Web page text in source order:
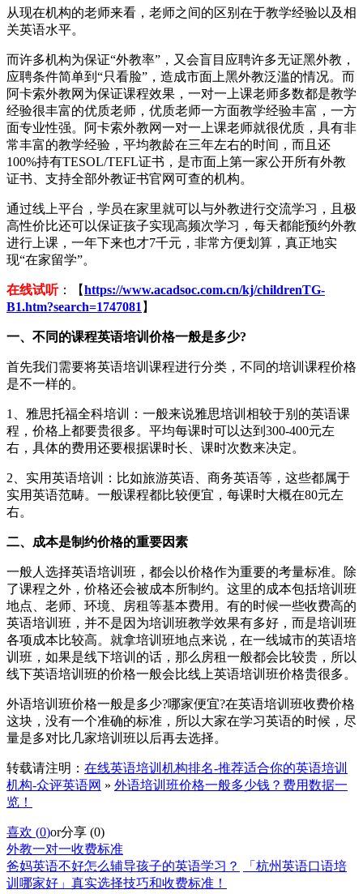
从现在机构的老师来看，老师之间的区别在于教学经验以及相
关英语水平。
而许多机构为保证“外教率”，又会盲目应聘许多无证黑外教，
应聘条件简单到“只看脸”，造成市面上黑外教泛滥的情况。而
阿卡索外教网为保证课程效果，一对一上课老师多数都是教学
经验很丰富的优质老师，优质老师一方面教学经验丰富，一方
面专业性强。阿卡索外教网一对一上课老师就很优质，具有非
常丰富的教学经验，平均教龄在三年左右的时间，而且还
100%持有TESOL/TEFL证书，是市面上第一家公开所有外教
证书、支持全部外教证书官网可查的机构。
通过线上平台，学员在家里就可以与外教进行交流学习，且极
高性价比还可以保证孩子实现高频次学习，每天都能预约外教
进行上课，一年下来也才7千元，非常方便划算，真正地实
现“在家留学”。
在线试听：【https://www.acadsoc.com.cn/kj/childrenTG-
B1.htm?search=1747081 】
一、不同的课程英语培训价格一般是多少?
首先我们需要将英语培训课程进行分类，不同的培训课程价格
是不一样的。
1、雅思托福全科培训：一般来说雅思培训相较于别的英语课
程，价格上都要贵很多。平均每课时可以达到300-400元左
右，具体的费用还要根据课时长、课时次数来决定。
2、实用英语培训：比如旅游英语、商务英语等，这些都属于
实用英语范畴。一般课程都比较便宜，每课时大概在80元左
右。
二、成本是制约价格的重要因素
一般人选择英语培训班，都会以价格作为重要的考量标准。除
了课程之外，价格还会被成本所制约。这里的成本包括培训班
地点、老师、环境、房租等基本费用。有的时候一些收费高的
英语培训班，并不是因为培训班教学效果有多好，而是培训班
各项成本比较高。就拿培训班地点来说，在一线城市的英语培
训班，如果是线下培训的话，那么房租一般都会比较贵，所以
线下英语培训班的价格一般会比线上英语培训班价格贵很多。
外语培训班价格一般是多少?哪家便宜?在英语培训班收费价格
这块，没有一个准确的标准，所以大家在学习英语的时候，尽
量是多对比几家培训班以后再去选择。
转载请注明： 在线英语培训机构排名-推荐适合你的英语培训
机构-众评英语网 » 外语培训班价格一般多少钱？费用数据一
览！
喜欢 (0)or分享 (0)
外教一对一收费标准
爸妈英语不好怎么辅导孩子的英语学习？
「杭州英语口语培
训哪家好」真实选择技巧和收费标准！